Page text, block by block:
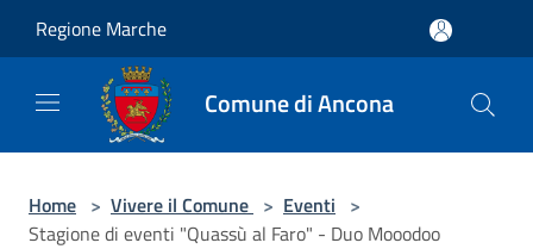
Regione Marche
Comune di Ancona
Home > Vivere il Comune > Eventi >
Stagione di eventi "Quassù al Faro" - Duo Mooodoo